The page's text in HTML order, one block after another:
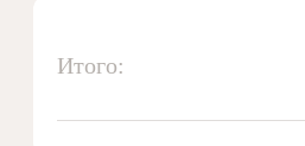
Итого: